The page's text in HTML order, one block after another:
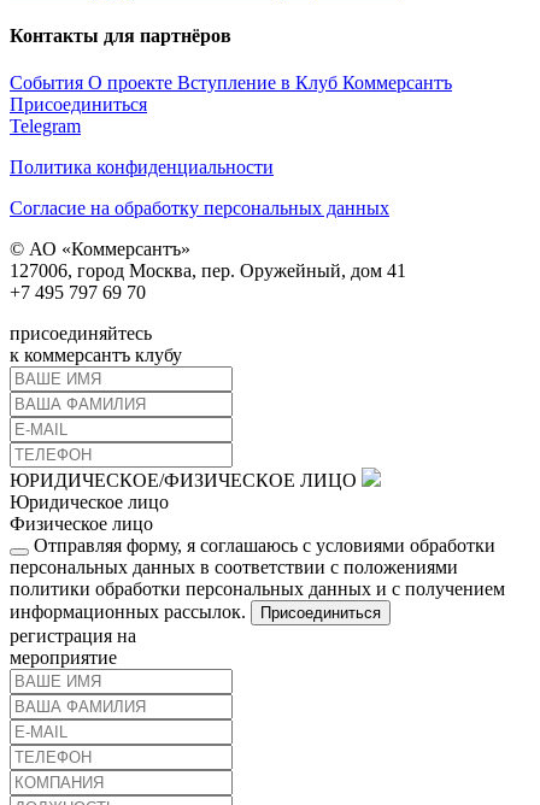
Контакты для партнёров
События О проекте Вступление в Клуб Коммерсантъ
Присоединиться
Telegram
Политика конфиденциальности
Согласие на обработку персональных данных
© АО «Коммерсантъ»
127006, город Москва, пер. Оружейный, дом 41
+7 495 797 69 70
присоединяйтесь
к коммерсантъ клубу
ЮРИДИЧЕСКОЕ/ФИЗИЧЕСКОЕ ЛИЦО
Юридическое лицо
Физическое лицо
Отправляя форму, я соглашаюсь с условиями обработки
персональных данных в соответствии с положениями
политики обработки персональных данных и с получением
информационных рассылок.
Присоединиться
регистрация на
мероприятие